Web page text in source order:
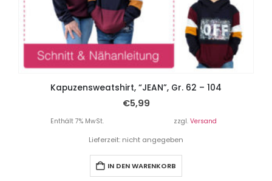
Kapuzensweatshirt, “JEAN”, Gr. 62 – 104
€5,99
Enthält 7% MwSt. zzgl. Versand
Lieferzeit: nicht angegeben
IN DEN WARENKORB